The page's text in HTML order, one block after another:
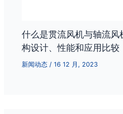
什么是贯流风机与轴流
构设计、性能和应用比较
新闻动态 /16 12 月, 2023